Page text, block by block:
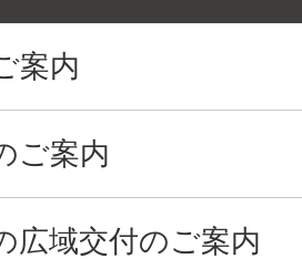
案内
ご案内
広域交付のご案内